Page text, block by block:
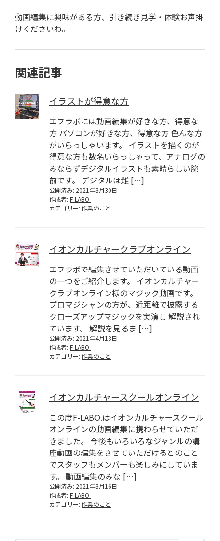
動画編集に興味がある方、引き続き見学・体験お声掛
けくださいね。
関連記事
イラストが得意な方
エフラボには動画編集が好きな方、得意な
方 パソコンが好きな方、得意な方 色んな方
がいらっしゃいます。 イラストを描くのが
得意な方も数名いらっしゃって、アナログの
みならずデジタルイラストも素晴らしい腕
前です。 デジタルは難 […]
公開済み: 2021年3月30日
作成者: F-LABO.
カテゴリー: 作業のこと
イオンカルチャークラブオンライン
エフラボで編集させていただいている動画
の一つをご紹介します。 イオンカルチャー
クラブオンライン様のマジック動画です。
プロマジシャンの方が、近距離で披露する
クローズアップマジックを実演し 解説され
ています。 解説を見るま […]
公開済み: 2021年4月13日
作成者: F-LABO.
カテゴリー: 作業のこと
イオンカルチャースクールオンライン
この度F-LABO.はイオンカルチャースクール
オンラインの動画編集に携わらせていただ
きました。 今後もいろいろなジャンルの講
座動画の編集をさせていただけるとのこと
でスタッフもメンバーも楽しみにしていま
す。 動画編集のみな […]
公開済み: 2021年3月16日
作成者: F-LABO.
カテゴリー: 作業のこと